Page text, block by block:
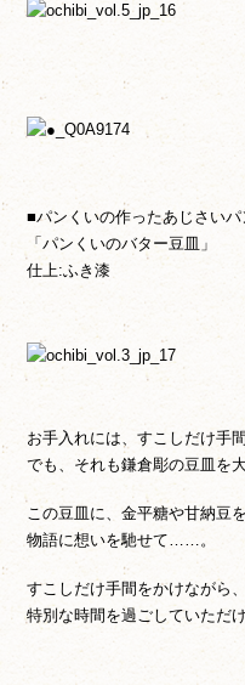
■パンくいの作ったあじさいパ
「パンくいのバター豆皿」
仕上:ふき漆
お手入れには、すこしだけ手
でも、それも鎌倉彫の豆皿を
この豆皿に、金平糖や甘納豆
物語に想いを馳せて……。
すこしだけ手間をかけながら
特別な時間を過ごしていただ